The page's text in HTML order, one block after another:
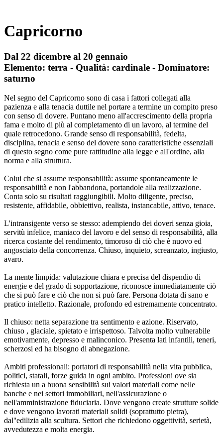
Capricorno
Dal 22 dicembre al 20 gennaio
Elemento: terra - Qualità: cardinale - Dominatore:
saturno
Nel segno del Capricorno sono di casa i fattori collegati alla
pazienza e alla tenacia duttile nel portare a termine un compito preso
con senso di dovere. Puntano meno all'accrescimento della propria
fama e molto di più al completamento di un lavoro, al termine del
quale retrocedono. Grande senso di responsabilità, fedelta,
disciplina, tenacia e senso del dovere sono caratteristiche essenziali
di questo segno come pure rattitudine alla legge e alI'ordine, alla
norma e alla struttura.
Colui che si assume responsabilità: assume spontaneamente le
responsabilità e non l'abbandona, portandole alla realizzazione.
Conta solo su risultati raggiungibili. Molto diligente, preciso,
resistente, affidabile, obbiettivo, realista, instancabile, attivo, tenace.
L'intransigente verso se stesso: adempiendo dei doveri senza gioia,
servitù infelice, maniaco del lavoro e del senso di responsabilità, alla
ricerca costante del rendimento, timoroso di ciò che è nuovo ed
angosciato della concorrenza. Chiuso, inquieto, screanzato, ingiusto,
avaro.
La mente limpida: valutazione chiara e precisa del dispendio di
energie e del grado di sopportazione, riconosce immediatamente ciò
che si può fare e ciò che non si può fare. Persona dotata di sano e
pratico intelletto. Razionale, profondo ed estremamente concentrato.
Il chiuso: netta separazione tra sentimento e azione. Riservato,
chiuso , glaciale, spietato e irrispettoso. Talvolta molto vulnerabile
emotivamente, depresso e malinconico. Presenta lati infantili, teneri,
scherzosi ed ha bisogno di abnegazione.
Ambiti professionali: portatori di responsabilità nella vita pubblica,
politici, statali, forze guida in ogni ambito. Professioni ove sia
richiesta un a buona sensibilità sui valori materiali come nelle
banche e nei settori immobiliari, nell'assicurazione o
nell'amministrazione fiduciaria. Dove vengono create strutture solide
e dove vengono lavorati materiali solidi (soprattutto pietra),
dal''edilizia alla scultura. Settori che richiedono oggettività, serietà,
avvedutezza e molta energia.